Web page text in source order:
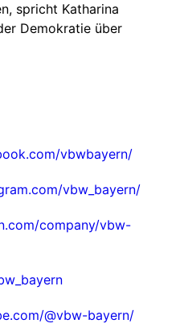
spricht Katharina
Demokratie über
vbwbayern/
vbw_bayern/
company/vbw-
@vbw-bayern/